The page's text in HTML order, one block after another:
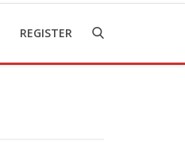
REGISTER